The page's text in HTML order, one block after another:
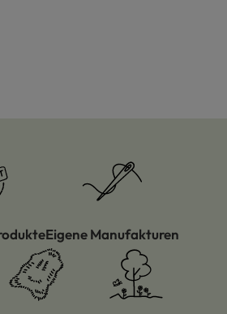
Eigene Manufakturen